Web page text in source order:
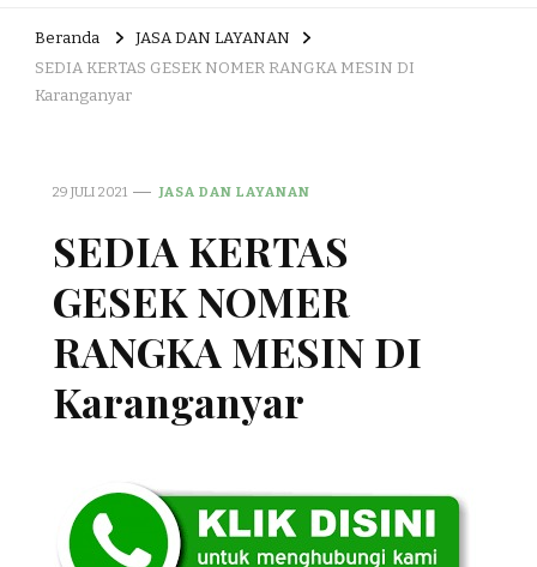
Beranda
JASA DAN LAYANAN
SEDIA KERTAS GESEK NOMER RANGKA MESIN DI
Karanganyar
29 JULI 2021 JASA DAN LAYANAN
SEDIA KERTAS
GESEK NOMER
RANGKA MESIN DI
Karanganyar